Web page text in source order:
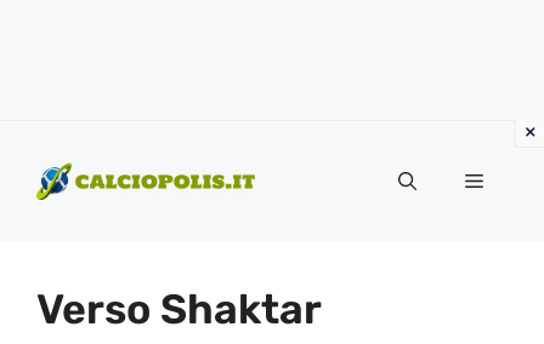
contenuto
Menu
Verso Shaktar